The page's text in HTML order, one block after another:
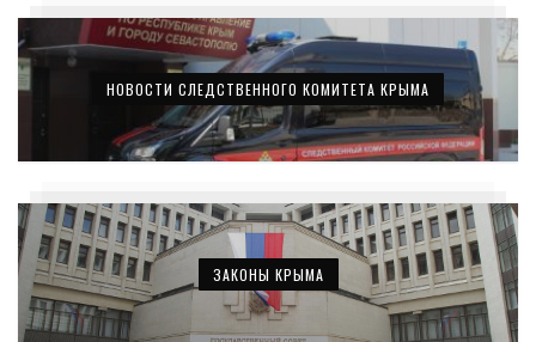
НОВОСТИ СЛЕДСТВЕННОГО КОМИТЕТА КРЫМА
ЗАКОНЫ КРЫМА